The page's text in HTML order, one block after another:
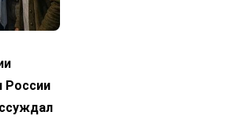
России